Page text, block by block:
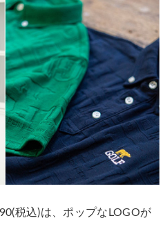
税込)は、ポップなLOGOが